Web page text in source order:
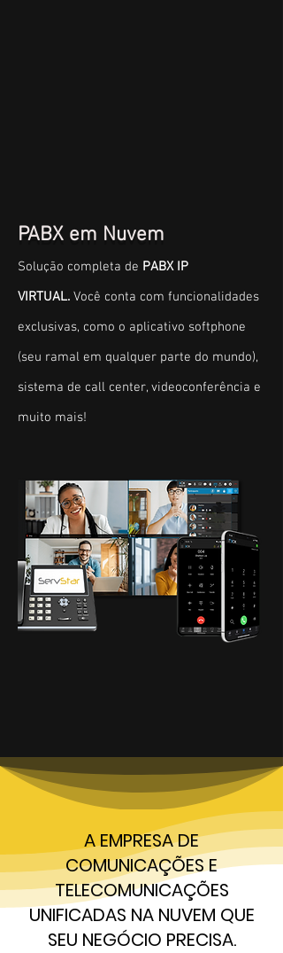
PABX em Nuvem
Solução completa de PABX IP
VIRTUAL. Você conta com funcionalidades
exclusivas, como o aplicativo softphone
(seu ramal em qualquer parte do mundo),
sistema de call center, videoconferência e
muito mais!
A EMPRESA DE
COMUNICAÇÕES E
TELECOMUNICAÇÕES
UNIFICADAS NA NUVEM QUE
SEU NEGÓCIO PRECISA.